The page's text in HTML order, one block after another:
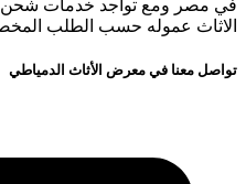
في مصر ومع تواجد خدمات شحن
الاثاث عموله حسب الطلب
تواصل معنا في معرض الأثاث الدمياطي